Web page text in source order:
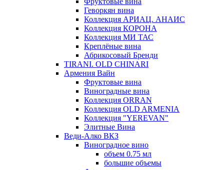
Геворкян вина
Коллекция АРИАЦ. АНАИС
Коллекция КОРОНА
Коллекция МИ ТАС
Креплёные вина
Абрикосовый Бренди
TIRANI. OLD CHINARI
Армения Вайн
Фруктовые вина
Виноградные вина
Коллекция ORRAN
Коллекция OLD ARMENIA
Коллекция "YEREVAN"
Элитные Вина
Веди-Алко ВКЗ
Виноградное вино
объем 0.75 мл
большие объемы